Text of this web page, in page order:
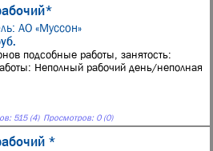
АО «Муссон»
подсобные работы, занятость:
Неполный рабочий день/неполная
515 (4) Просмотров: 0 (0)
*